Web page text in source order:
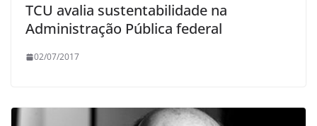
TCU avalia sustentabilidade na
Administração Pública federal
02/07/2017